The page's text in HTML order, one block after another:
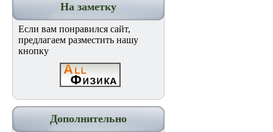
На заметку
Если вам понравился сайт,
предлагаем разместить нашу
кнопку
Дополнительно